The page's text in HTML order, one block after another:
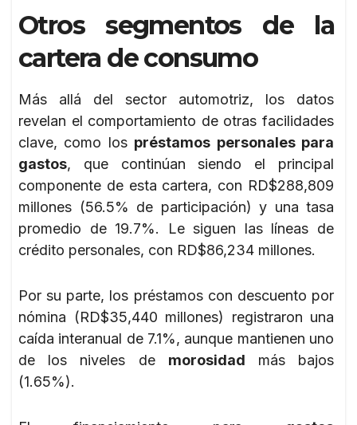
Otros segmentos de la
cartera de consumo
Más allá del sector automotriz, los datos
revelan el comportamiento de otras facilidades
clave, como los préstamos personales para
gastos, que continúan siendo el principal
componente de esta cartera, con RD$288,809
millones (56.5% de participación) y una tasa
promedio de 19.7%. Le siguen las líneas de
crédito personales, con RD$86,234 millones.
Por su parte, los préstamos con descuento por
nómina (RD$35,440 millones) registraron una
caída interanual de 7.1%, aunque mantienen uno
de los niveles de morosidad más bajos
(1.65%).